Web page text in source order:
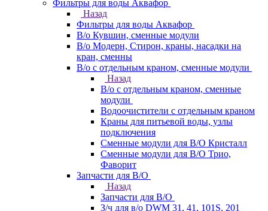
Фильтры для воды Аквафор
Назад
Фильтры для воды Аквафор
В/о Кувшин, сменные модули
В/о Модерн, Стирон, краны, насадки на
кран, сменны
В/о с отдельным краном, сменные модули
Назад
В/о с отдельным краном, сменные
модули
Водоочистители с отдельным краном
Краны для питьевой воды, узлы
подключения
Сменные модули для В/О Кристалл
Сменные модули для В/О Трио,
Фаворит
Запчасти для В/О
Назад
Запчасти для В/О
З/ч для в/о DWM 31, 41, 101S, 201